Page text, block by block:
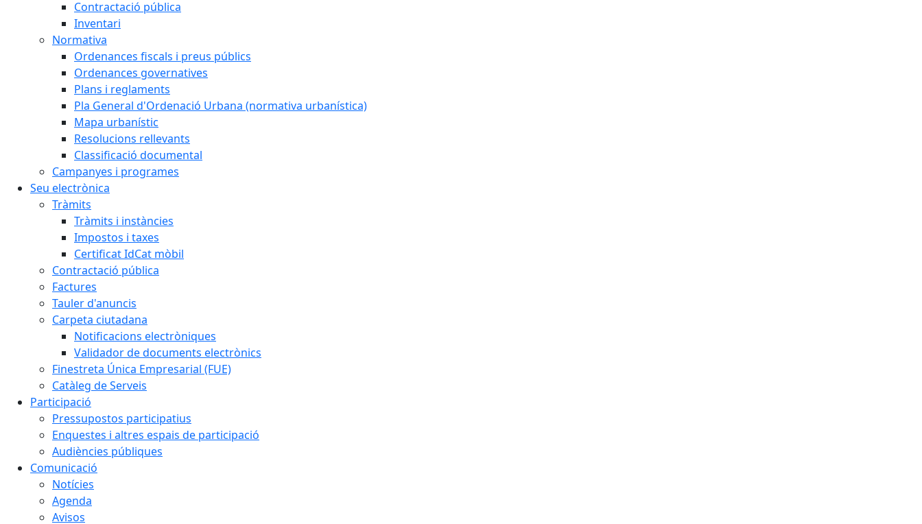
Contractació pública
Inventari
Normativa
Ordenances fiscals i preus públics
Ordenances governatives
Plans i reglaments
Pla General d'Ordenació Urbana (normativa urbanística)
Mapa urbanístic
Resolucions rellevants
Classificació documental
Campanyes i programes
Seu electrònica
Tràmits
Tràmits i instàncies
Impostos i taxes
Certificat IdCat mòbil
Contractació pública
Factures
Tauler d'anuncis
Carpeta ciutadana
Notificacions electròniques
Validador de documents electrònics
Finestreta Única Empresarial (FUE)
Catàleg de Serveis
Participació
Pressupostos participatius
Enquestes i altres espais de participació
Audiències públiques
Comunicació
Notícies
Agenda
Avisos